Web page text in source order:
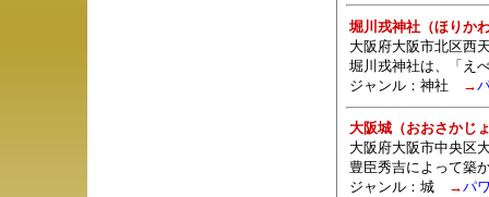
堀川戎神社（ほりか
大阪府大阪市北区西
堀川戎神社は、「え
ジャンル： 神社 →
大阪城（おおさかじ
大阪府大阪市中央区
豊臣秀吉によって築
ジャンル：城→パ